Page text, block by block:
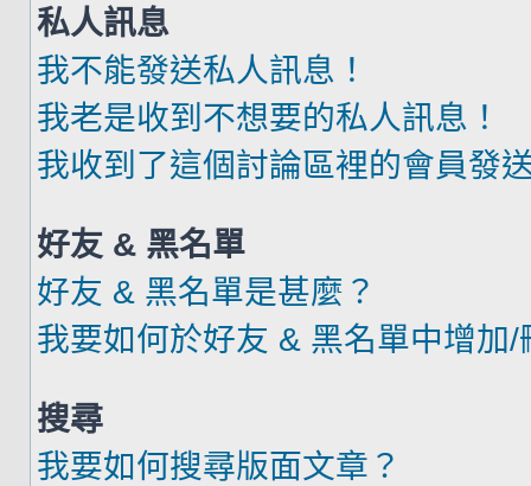
私人訊息
我不能發送私人訊息！
我老是收到不想要的私人訊息！
我收到了這個討論區裡的會員發
好友 & 黑名單
好友 & 黑名單是甚麼？
我要如何於好友 & 黑名單中增加/
搜尋
我要如何搜尋版面文章？